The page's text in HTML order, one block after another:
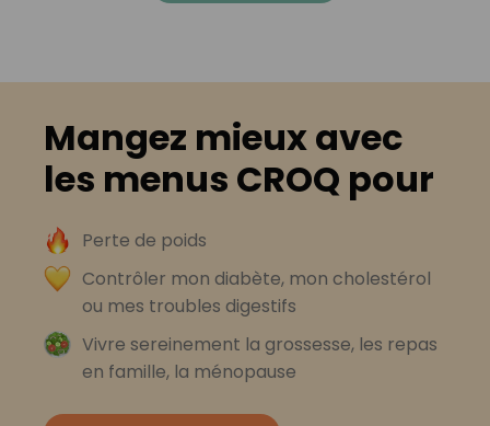
Mangez mieux avec
les menus CROQ pour
Perte de poids
Contrôler mon diabète, mon cholestérol
ou mes troubles digestifs
Vivre sereinement la grossesse, les repas
en famille, la ménopause